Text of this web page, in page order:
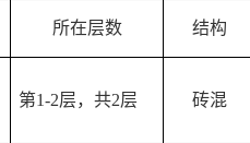
所在层数 结构
第1-2层，共2层 砖混